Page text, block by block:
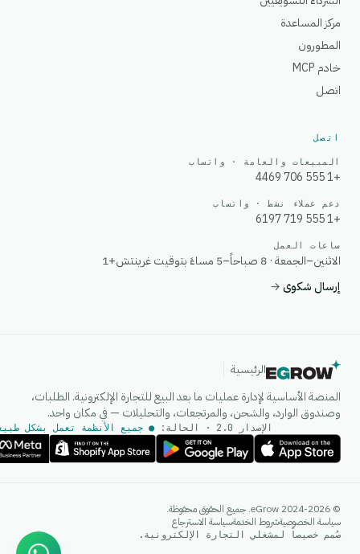
مركز المساعدة
المطورون
خادم MCP
اتصل
اتصل
المبيعات والعامة · واتساب
+1 555 706 4469
دعم عملاء نشط · واتساب
+1 555 719 6197
ساعات العمل
الاثنين–الجمعة · 8 صباحاً–5 مساءً بتوقيت غرينتش+1
إرسال شكوى→
الرئيسية
المنصة الأساسية لإدارة عمليات ما بعد البيع للتجارة الإلكترونية. الطلبات،
وصندوق الوارد، والشحن، والمرتجعات، والتحليلات — في مكان واحد.
الإصدار 2.0 · الحالة: ● جميع الأنظمة تعمل بشكل
© 2024-2026 eGrow. جميع الحقوق محفوظة.
سياسة الخصوصيةشروط الخدمةسياسة الاسترجاع
صُمم خصيصاً لمشغلي التجارة الإلكترونية.
إجابات فورية على واتساب